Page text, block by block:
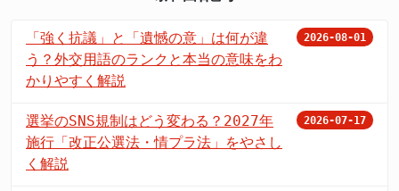
「強く抗議」と「遺憾の意」は何が違
う？外交用語のランクと本当の意味をわ
かりやすく解説
2026-08-01
選挙のSNS規制はどう変わる？2027年
施行「改正公選法・情プラ法」をやさし
く解説
2026-07-17